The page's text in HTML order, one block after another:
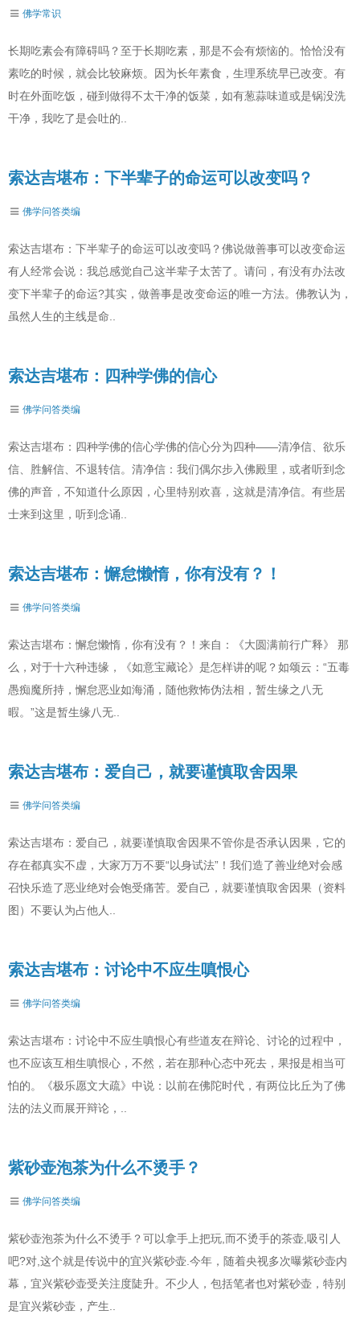
佛学常识
长期吃素会有障碍吗？至于长期吃素，那是不会有烦恼的。恰恰没有
素吃的时候，就会比较麻烦。因为长年素食，生理系统早已改变。有
时在外面吃饭，碰到做得不太干净的饭菜，如有葱蒜味道或是锅没洗
干净，我吃了是会吐的..
索达吉堪布：下半辈子的命运可以改变吗？
佛学问答类编
索达吉堪布：下半辈子的命运可以改变吗？佛说做善事可以改变命运
有人经常会说：我总感觉自己这半辈子太苦了。请问，有没有办法改
变下半辈子的命运?其实，做善事是改变命运的唯一方法。佛教认为，
虽然人生的主线是命..
索达吉堪布：四种学佛的信心
佛学问答类编
索达吉堪布：四种学佛的信心学佛的信心分为四种——清净信、欲乐
信、胜解信、不退转信。清净信：我们偶尔步入佛殿里，或者听到念
佛的声音，不知道什么原因，心里特别欢喜，这就是清净信。有些居
士来到这里，听到念诵..
索达吉堪布：懈怠懒惰，你有没有？！
佛学问答类编
索达吉堪布：懈怠懒惰，你有没有？！来自：《大圆满前行广释》 那
么，对于十六种违缘，《如意宝藏论》是怎样讲的呢？如颂云：“五毒
愚痴魔所持，懈怠恶业如海涌，随他救怖伪法相，暂生缘之八无
暇。”这是暂生缘八无..
索达吉堪布：爱自己，就要谨慎取舍因果
佛学问答类编
索达吉堪布：爱自己，就要谨慎取舍因果不管你是否承认因果，它的
存在都真实不虚，大家万万不要“以身试法”！我们造了善业绝对会感
召快乐造了恶业绝对会饱受痛苦。爱自己，就要谨慎取舍因果（资料
图）不要认为占他人..
索达吉堪布：讨论中不应生嗔恨心
佛学问答类编
索达吉堪布：讨论中不应生嗔恨心有些道友在辩论、讨论的过程中，
也不应该互相生嗔恨心，不然，若在那种心态中死去，果报是相当可
怕的。《极乐愿文大疏》中说：以前在佛陀时代，有两位比丘为了佛
法的法义而展开辩论，..
紫砂壶泡茶为什么不烫手？
佛学问答类编
紫砂壶泡茶为什么不烫手？可以拿手上把玩,而不烫手的茶壶,吸引人
吧?对,这个就是传说中的宜兴紫砂壶.今年，随着央视多次曝紫砂壶内
幕，宜兴紫砂壶受关注度陡升。不少人，包括笔者也对紫砂壶，特别
是宜兴紫砂壶，产生..